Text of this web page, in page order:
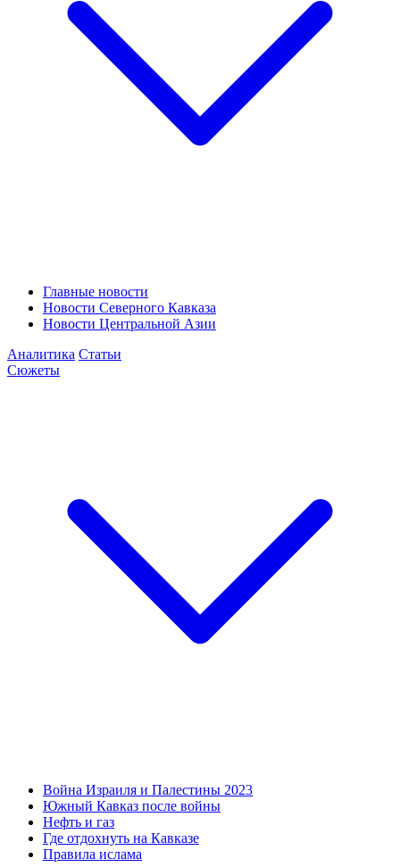
Главные новости
Новости Северного Кавказа
Новости Центральной Азии
Аналитика Статьи
Сюжеты
Война Израиля и Палестины 2023
Южный Кавказ после войны
Нефть и газ
Где отдохнуть на Кавказе
Правила ислама